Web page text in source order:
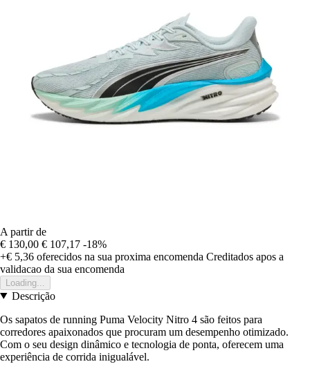
A partir de
€ 130,00 € 107,17 -18%
+€ 5,36 oferecidos na sua proxima encomenda Creditados apos a
validacao da sua encomenda
Loading...
Descrição
Os sapatos de running Puma Velocity Nitro 4 são feitos para
corredores apaixonados que procuram um desempenho otimizado.
Com o seu design dinâmico e tecnologia de ponta, oferecem uma
experiência de corrida inigualável.